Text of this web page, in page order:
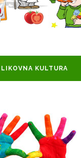
LIKOVNA KULTURA